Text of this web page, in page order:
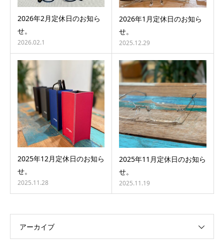
2026年2月定休日のお知ら
せ。
2026.02.1
2026年1月定休日のお知ら
せ。
2025.12.29
2025年12月定休日のお知ら
せ。
2025.11.28
2025年11月定休日のお知ら
せ。
2025.11.19
アーカイブ